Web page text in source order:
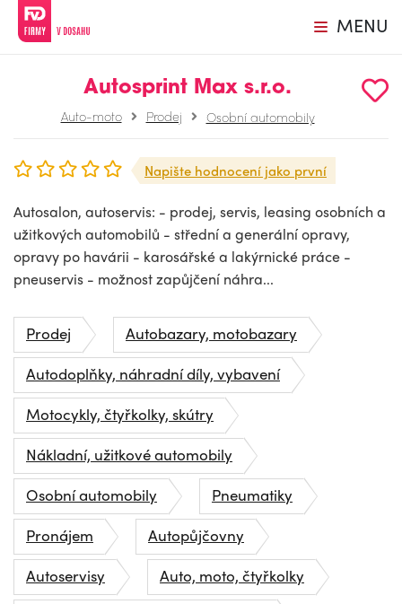
MENU
Autosprint Max s.r.o.
Auto-moto Prodej Osobní automobily
Napište hodnocení jako první
Autosalon, autoservis: - prodej, servis, leasing osobních a
užitkových automobilů - střední a generální opravy,
opravy po havárii - karosářské a lakýrnické práce -
pneuservis - možnost zapůjčení náhra...
Prodej
Autobazary, motobazary
Autodoplňky, náhradní díly, vybavení
Motocykly, čtyřkolky, skútry
Nákladní, užitkové automobily
Osobní automobily
Pneumatiky
Pronájem
Autopůjčovny
Autoservisy
Auto, moto, čtyřkolky